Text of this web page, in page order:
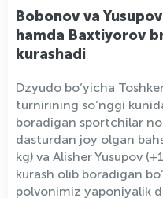
Bobonov va
hamda Baxtiyorov
kurashadi
Dzyudo bo’yicha
turnirining so’nggi
boradigan sportchilar
dasturdan joy olgan
kg) va Alisher Yusupov
kurash olib boradigan
polvonimiz yaponiyalik